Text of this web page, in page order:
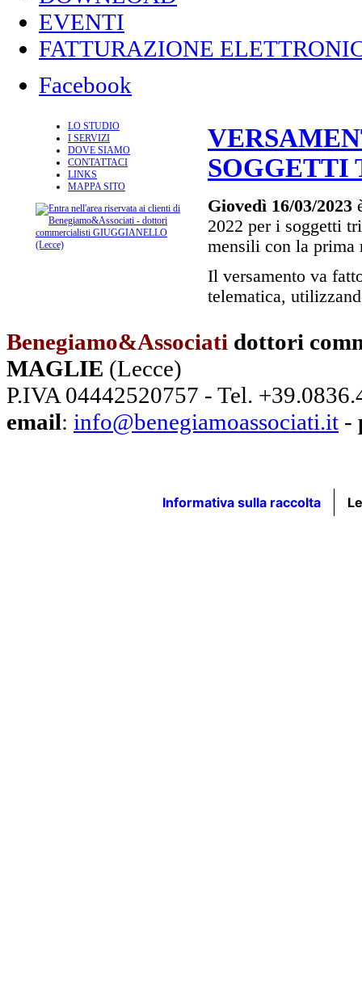
EVENTI
FATTURAZIONE
Facebook
LO STUDIO
I SERVIZI
DOVE SIAMO
CONTATTACI
LINKS
MAPPA SITO
SOGGETTI
Giovedì 16/03/2023
2022 per i soggetti
mensili con la prima
Il versamento va
telematica,
Benegiamo&Associati dottori
MAGLIE (Lecce)
P.IVA 04442520757 - Tel.
email: info@benegiamoassociati.it -
Informativa sulla raccolta